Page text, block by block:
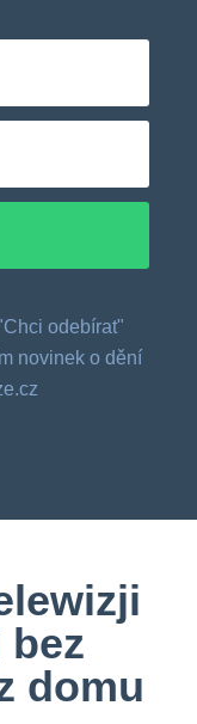
odebírat"
novinek o dění
domu